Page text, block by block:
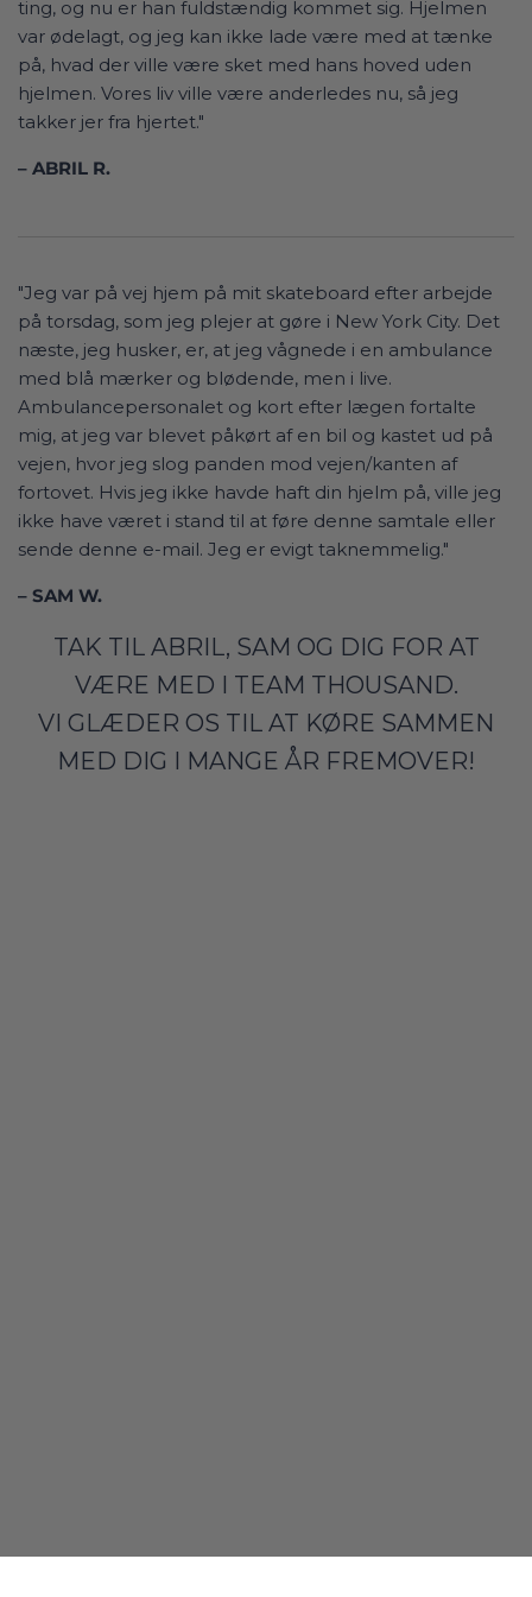
ting, og nu er han fuldstændig kommet sig. Hjelmen
var ødelagt, og jeg kan ikke lade være med at tænke
på, hvad der ville være sket med hans hoved uden
hjelmen. Vores liv ville være anderledes nu, så jeg
takker jer fra hjertet."
– ABRIL R.
"Jeg var på vej hjem på mit skateboard efter arbejde
på torsdag, som jeg plejer at gøre i New York City. Det
næste, jeg husker, er, at jeg vågnede i en ambulance
med blå mærker og blødende, men i live.
Ambulancepersonalet og kort efter lægen fortalte
mig, at jeg var blevet påkørt af en bil og kastet ud på
vejen, hvor jeg slog panden mod vejen/kanten af
fortovet. Hvis jeg ikke havde haft din hjelm på, ville jeg
ikke have været i stand til at føre denne samtale eller
sende denne e-mail. Jeg er evigt taknemmelig."
– SAM W.
TAK TIL ABRIL, SAM OG DIG FOR AT
VÆRE MED I TEAM THOUSAND.
VI GLÆDER OS TIL AT KØRE SAMMEN
MED DIG I MANGE ÅR FREMOVER!